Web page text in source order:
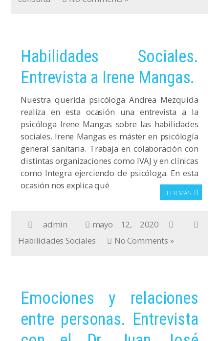
Habilidades Sociales.
Entrevista a Irene Mangas.
Nuestra querida psicóloga Andrea Mezquida
realiza en esta ocasión una entrevista a la
psicóloga Irene Mangas sobre las habilidades
sociales. Irene Mangas es máster en psicólogía
general sanitaria. Trabaja en colaboración con
distintas organizaciones como IVAJ y en clínicas
como Integra ejerciendo de psicóloga. En esta
ocasión nos explica qué
LEER MÁS
admin
mayo 12, 2020
Habilidades Sociales
No Comments »
Emociones y relaciones
entre personas. Entrevista